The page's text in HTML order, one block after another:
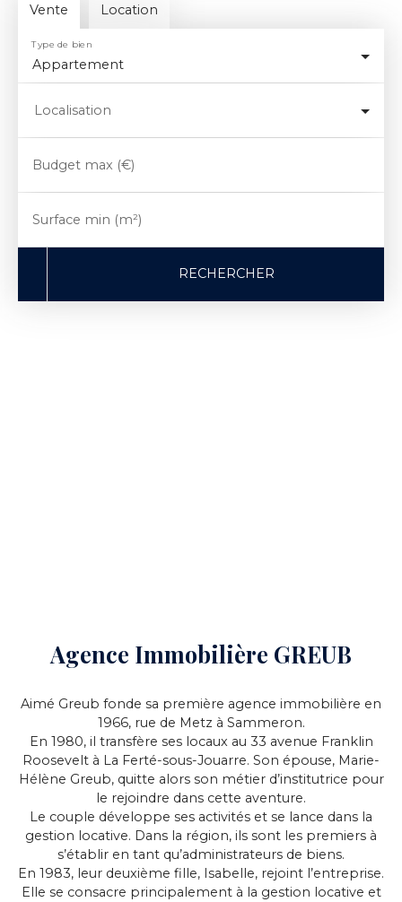
Vente Location
Appartement
Type de bien
Localisation
Budget max (€)
Surface min (m²)
RECHERCHER
Agence Immobilière GREUB
Aimé Greub fonde sa première agence immobilière en
1966, rue de Metz à Sammeron.
En 1980, il transfère ses locaux au 33 avenue Franklin
Roosevelt à La Ferté-sous-Jouarre. Son épouse, Marie-
Hélène Greub, quitte alors son métier d’institutrice pour
le rejoindre dans cette aventure.
Le couple développe ses activités et se lance dans la
gestion locative. Dans la région, ils sont les premiers à
s’établir en tant qu’administrateurs de biens.
En 1983, leur deuxième fille, Isabelle, rejoint l’entreprise.
Elle se consacre principalement à la gestion locative et